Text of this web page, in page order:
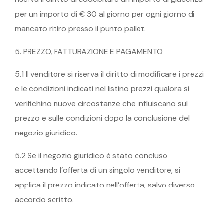
per un importo di € 30 al giorno per ogni giorno di
mancato ritiro presso il punto pallet.
5. PREZZO, FATTURAZIONE E PAGAMENTO
5.1 Il venditore si riserva il diritto di modificare i prezzi
e le condizioni indicati nel listino prezzi qualora si
verifichino nuove circostanze che influiscano sul
prezzo e sulle condizioni dopo la conclusione del
negozio giuridico.
5.2 Se il negozio giuridico è stato concluso
accettando l’offerta di un singolo venditore, si
applica il prezzo indicato nell’offerta, salvo diverso
accordo scritto.